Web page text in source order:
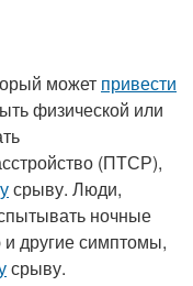
может привести
физической или
(ПТСР),
срыву. Люди,
ночные
другие симптомы,
срыву.